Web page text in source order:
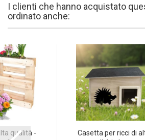
I clienti che hanno acquistato
ordinato anche:
qualità -
Casetta per ricci di